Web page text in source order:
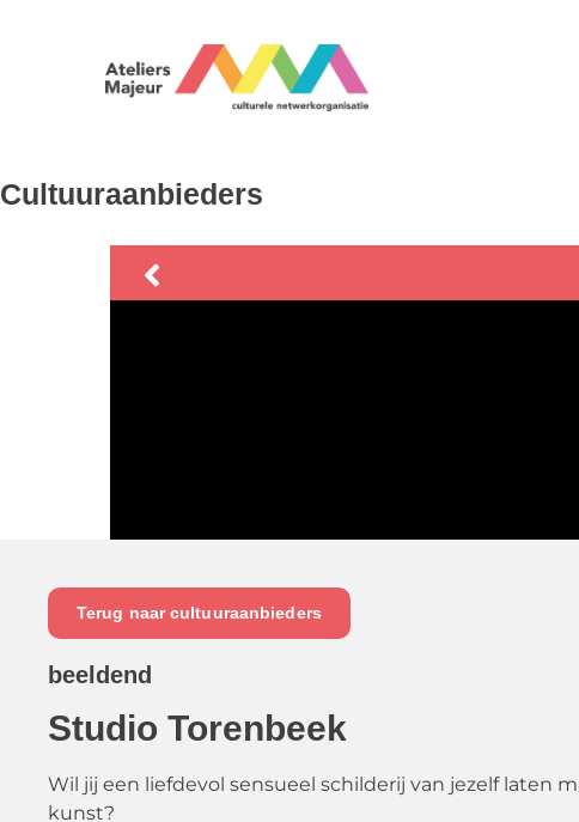
Cultuuraanbieders
Terug naar cultuuraanbieders
beeldend
Studio Torenbeek
Wil jij een liefdevol sensueel schilderij van jezelf laten
kunst?